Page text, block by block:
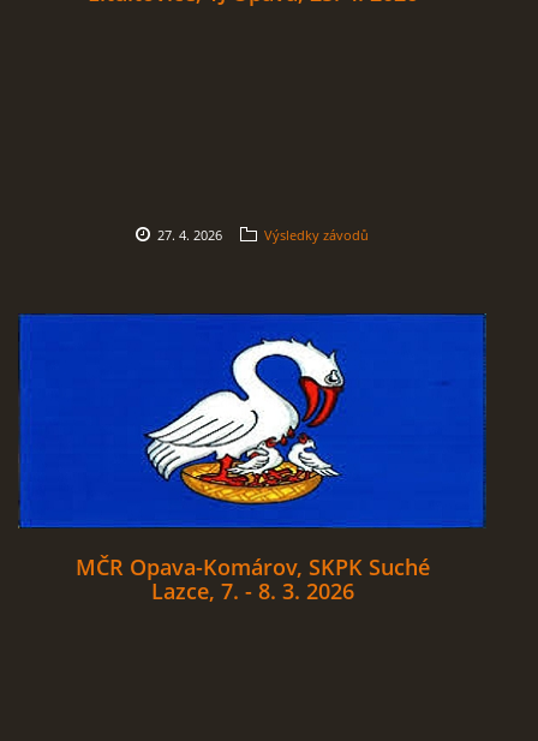
27. 4. 2026 Výsledky závodů
MČR Opava-Komárov, SKPK Suché
Lazce, 7. - 8. 3. 2026